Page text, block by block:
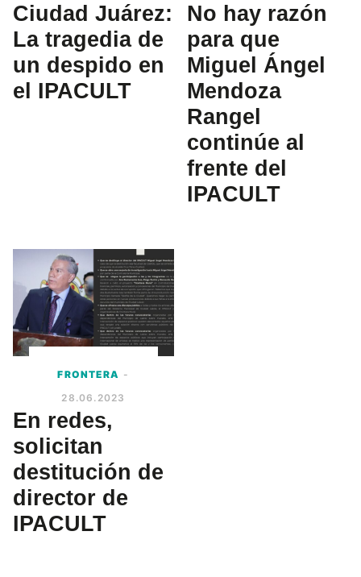
Ciudad Juárez:
La tragedia de
un despido en
el IPACULT
No hay razón
para que
Miguel Ángel
Mendoza
Rangel
continúe al
frente del
IPACULT
FRONTERA -
28.06.2023
En redes,
solicitan
destitución de
director de
IPACULT